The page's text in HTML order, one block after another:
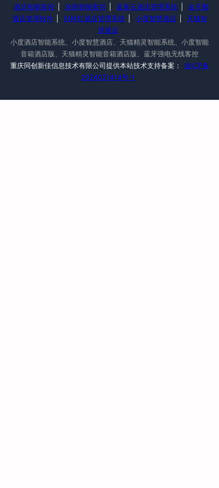
酒店智能客控 涂鸦智能客控 蓝客云酒店管理系统
金天鹅
酒店管理软件
别样红酒店管理系统 小度智慧酒店
天猫智
慧酒店
小度酒店智能系统、小度智慧酒店、天猫精灵智能系统、小度智能
音箱酒店版、天猫精灵智能音箱酒店版、蓝牙强电无线客控
重庆同创新佳信息技术有限公司提供本站技术支持备案：
渝ICP备
2024021414号-1